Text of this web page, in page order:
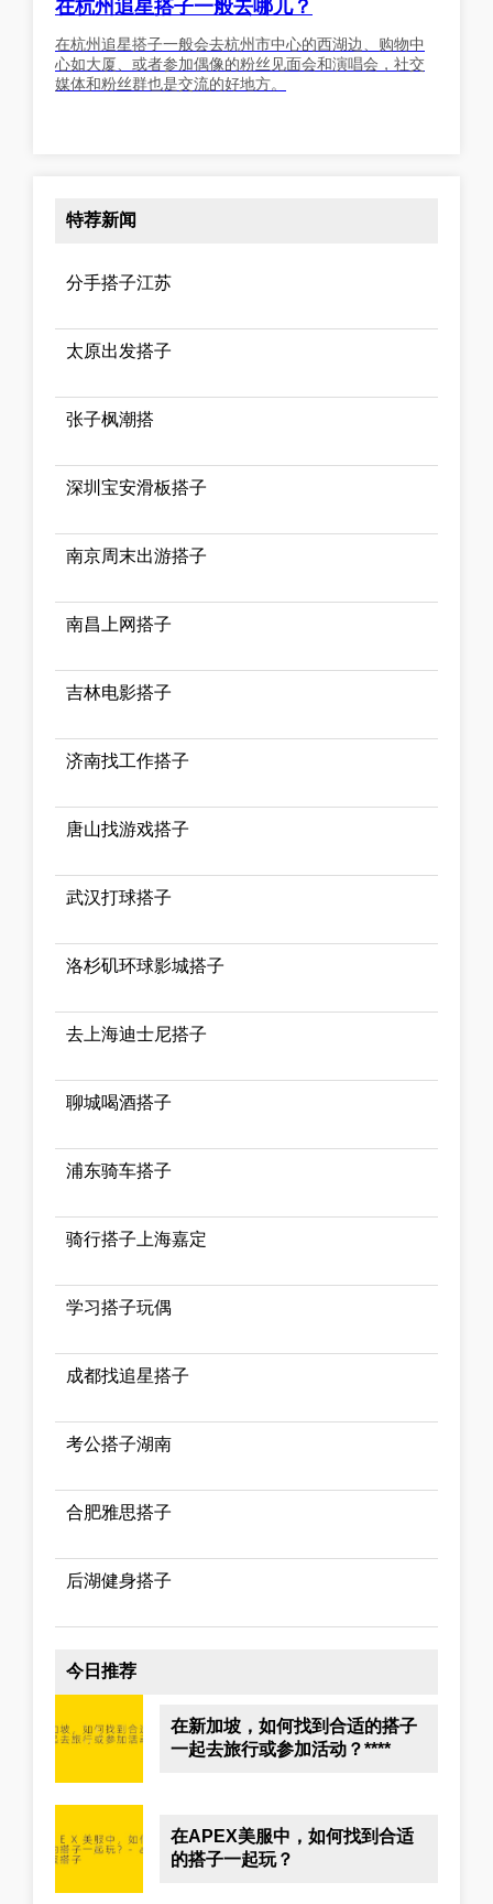
在杭州追星搭子一般去哪儿？
在杭州追星搭子一般会去杭州市中心的西湖边、购物中
心如大厦、或者参加偶像的粉丝见面会和演唱会，社交
媒体和粉丝群也是交流的好地方。
特荐新闻
分手搭子江苏
太原出发搭子
张子枫潮搭
深圳宝安滑板搭子
南京周末出游搭子
南昌上网搭子
吉林电影搭子
济南找工作搭子
唐山找游戏搭子
武汉打球搭子
洛杉矶环球影城搭子
去上海迪士尼搭子
聊城喝酒搭子
浦东骑车搭子
骑行搭子上海嘉定
学习搭子玩偶
成都找追星搭子
考公搭子湖南
合肥雅思搭子
后湖健身搭子
今日推荐
在新加坡，如何找到合适的搭子
一起去旅行或参加活动？****
在APEX美服中，如何找到合适
的搭子一起玩？